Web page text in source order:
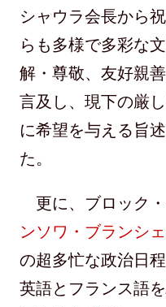
シャウラ会長から
らも多様で多彩な
解・尊敬、友好親
言及し、現下の厳
に希望を与える旨
た。
更に、ブロック
ンソワ・ブランシ
の超多忙な政治日
英語とフランス語